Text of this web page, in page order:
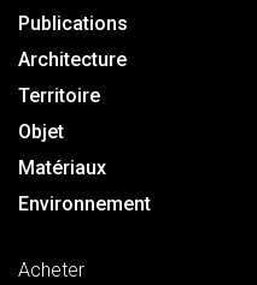
Publications
Architecture
Territoire
Objet
Matériaux
Environnement
Acheter